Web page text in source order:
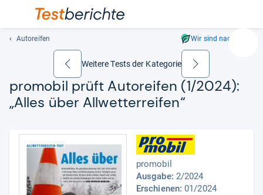
Autoreifen Wir sind nachhaltig
pro­mo­bil prüft Auto­rei­fen (1/2024):
„Alles über All­wet­ter­rei­fen“
zurück Weitere Tests der Kategorie weiter
promobil
Ausgabe: 2/2024
Erschienen: 01/2024